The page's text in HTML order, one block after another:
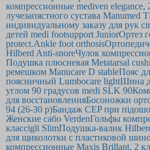
компрессионные mediven elegance,
лучезапястного сустава Manumed T
индивидуальному заказу для рук
детей medi footsupport JuniorОртез
protect.Ankle foot orthosis
Hilberd Anti-snoreЧулок
Подушка плюсневая Metatarsal
ремешком Manucare D stableПояс
поясничный Lumbocare lightШина
углом 90 градусов medi SLK 90
для восстановленияБосоножки
94 (26-30 р)Бандаж CEP при
Женские сабо VerdenГольфы
классigli SlimПодушка-валик
для щиколотки с пластиковой
компрессионные Maxis Brillant, 2